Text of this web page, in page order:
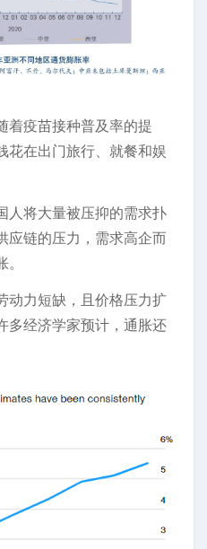
着疫苗接种普及率的提
花在出门旅行、就餐和娱
人将大量被压抑的需求扑
应链的压力，需求高企而
动力短缺，且价格压力扩
多经济学家预计，通胀还